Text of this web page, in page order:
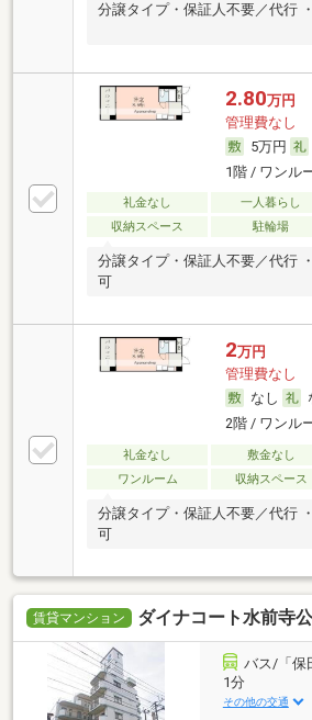
分譲タイプ・保証人不要／代行
2.80万円
管理費なし
5万円
1階 / ワンル
礼金なし 一人暮らし
収納スペース
駐輪場
分譲タイプ・保証人不要／代行
可
2万円
管理費なし
なし
2階 / ワンル
礼金なし 敷金なし
ワンルーム
収納スペース
分譲タイプ・保証人不要／代行
可
賃貸マンション ダイナコート水前寺
バス/「保
1分
その他の交通